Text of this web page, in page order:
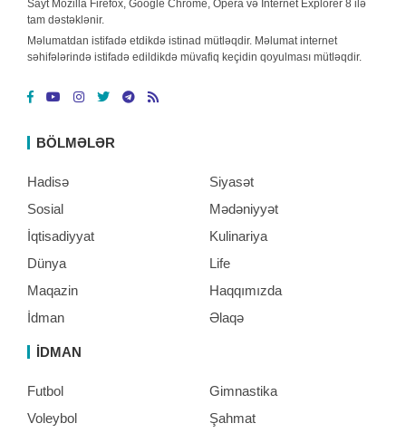
Sayt Mozilla Firefox, Google Chrome, Opera və Internet Explorer 8 ilə
tam dəstəklənir.
Məlumatdan istifadə etdikdə istinad mütləqdir. Məlumat internet
səhifələrində istifadə edildikdə müvafiq keçidin qoyulması mütləqdir.
BÖLMƏLƏR
Hadisə
Sosial
İqtisadiyyat
Dünya
Maqazin
İdman
Siyasət
Mədəniyyət
Kulinariya
Life
Haqqımızda
Əlaqə
İDMAN
Futbol
Voleybol
Gimnastika
Şahmat